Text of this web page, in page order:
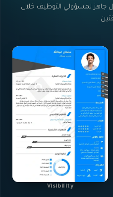
جاهز لمسؤولي التوظيف خلال
.
Visibility